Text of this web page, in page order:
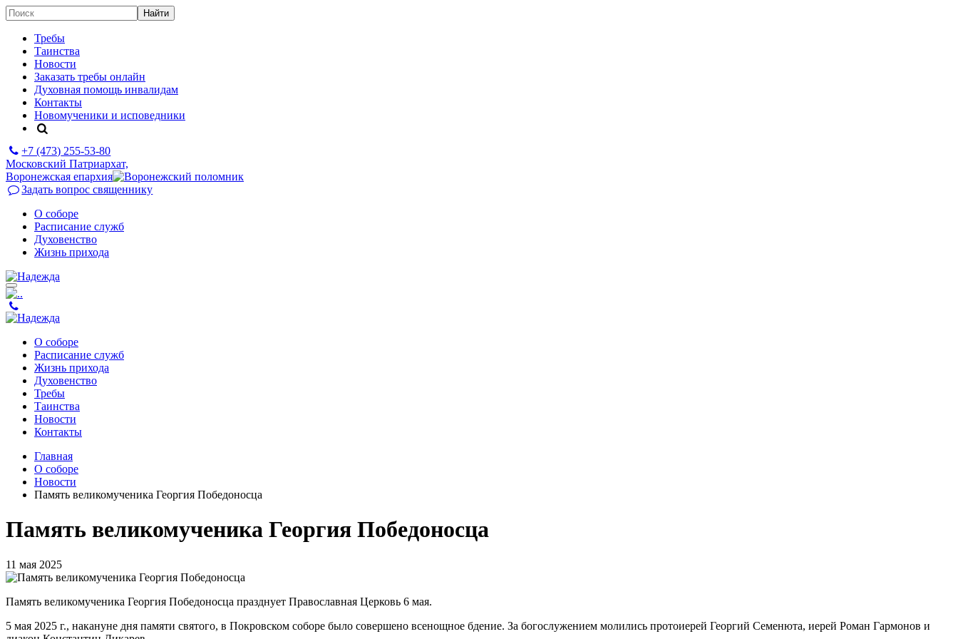
Требы
Таинства
Новости
Заказать требы онлайн
Духовная помощь инвалидам
Контакты
Новомученики и исповедники
+7 (473) 255-53-80
Московский Патриархат,
Воронежская епархия
Задать вопрос священнику
О соборе
Расписание служб
Духовенство
Жизнь прихода
О соборе
Расписание служб
Жизнь прихода
Духовенство
Требы
Таинства
Новости
Контакты
Главная
О соборе
Новости
Память великомученика Георгия Победоносца
Память великомученика Георгия Победоносца
11 мая 2025
Память великомученика Георгия Победоносца празднует Православная Церковь 6 мая.
5 мая 2025 г., накануне дня памяти святого, в Покровском соборе было совершено всенощное бдение. За богослужением молились протоиерей Георгий Семенюта, иерей Роман Гармонов и